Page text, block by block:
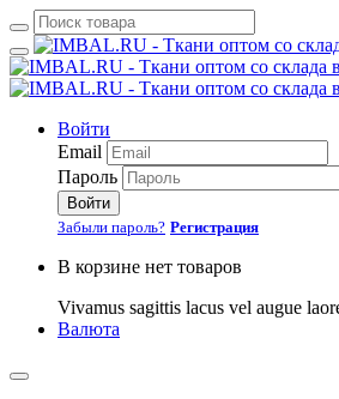
Войти
Email
Пароль
Войти
Забыли пароль? Регистрация
В корзине нет товаров
Vivamus sagittis lacus vel augue
Валюта